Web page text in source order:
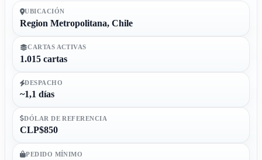
UBICACIÓN
Region Metropolitana, Chile
CARTAS ACTIVAS
1.015 cartas
DESPACHO
~1,1 días
DÓLAR DE REFERENCIA
CLP$850
PEDIDO MÍNIMO